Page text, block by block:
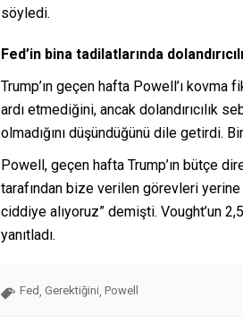
söyledi.
Fed’in bina tadilatlarında
Trump’ın geçen hafta Powell’ı
ardı etmediğini, ancak dolandırıcılık
olmadığını düşündüğünü dile getirdi.
Powell, geçen hafta Trump’ın bütçe
tarafından bize verilen görevleri
ciddiye alıyoruz” demişti. Vought’un
yanıtladı.
Fed, Gerektiğini, Powell